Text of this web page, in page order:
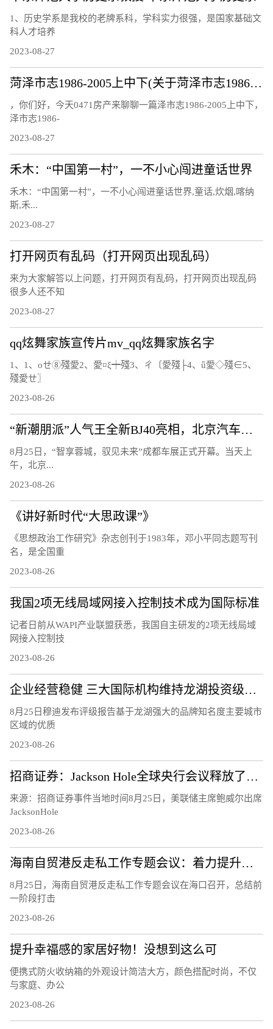
1、历史学系是我校的老牌系科，学科实力很强，是国家基础文
科人才培养
2023-08-27
菏泽市志1986-2005上中下(关于菏泽市志1986-2005上中下简述)
，你们好，今天0471房产来聊聊一篇泽市志1986-2005上中下，
泽市志1986-
2023-08-27
禾木：“中国第一村”，一不小心闯进童话世界
禾木：“中国第一村”，一不小心闯进童话世界,童话,炊烟,喀纳
斯,禾...
2023-08-27
打开网页有乱码（打开网页出现乱码）
来为大家解答以上问题，打开网页有乱码，打开网页出现乱码
很多人还不知
2023-08-27
qq炫舞家族宣传片mv_qq炫舞家族名字
1、1、οせ⑧殘愛2、愛¤ξ┿殘3、ㄔ〔愛殘├4、ǖ愛◇殘∈5、
殘愛ㄝ〗
2023-08-26
“新潮朋派”人气王全新BJ40亮相，北京汽车开启全面焕新的第二篇章
8月25日，“智享蓉城，驭见未来”成都车展正式开幕。当天上
午，北京...
2023-08-26
《讲好新时代“大思政课”》
《思想政治工作研究》杂志创刊于1983年，邓小平同志题写刊
名，是全国重
2023-08-26
我国2项无线局域网接入控制技术成为国际标准
记者日前从WAPI产业联盟获悉，我国自主研发的2项无线局域
网接入控制技
2023-08-26
企业经营稳健 三大国际机构维持龙湖投资级评级
8月25日穆迪发布评级报告基于龙湖强大的品牌知名度主要城市
区域的优质
2023-08-26
招商证券：Jackson Hole全球央行会议释放了怎样的信号？
来源：招商证券事件当地时间8月25日，美联储主席鲍威尔出席
JacksonHole
2023-08-26
海南自贸港反走私工作专题会议：着力提升风险识别能力 下好风险防控的“先手棋”
8月25日，海南自贸港反走私工作专题会议在海口召开，总结前
一阶段打击
2023-08-26
提升幸福感的家居好物！没想到这么可
便携式防火收纳箱的外观设计简洁大方，颜色搭配时尚，不仅
与家庭、办公
2023-08-26